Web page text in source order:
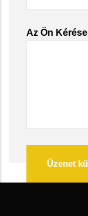
Az Ön Kérése